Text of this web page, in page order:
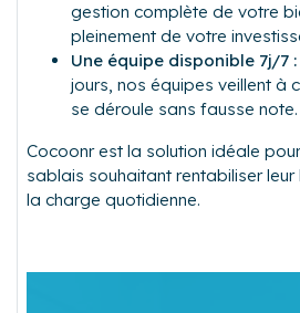
gestion complète de votre
pleinement de votre
Une équipe disponible 7j/7 :
jours, nos équipes veillent à
se déroule sans fausse note.
Cocoonr est la solution idéale
sablais souhaitant rentabiliser
la charge quotidienne.